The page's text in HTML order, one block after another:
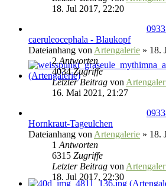
18. Jul 2017, 22:20
caeruleocephala - Blaukopf
Dateianhang von Artengalerie » 18.
2 Antworten
4034Zugriffe
Letzter Beitrag von
16. Mai 2021, 21:27
Hornkraut-Tageulchen
Dateianhang von Artengalerie » 18.
1 Antworten
6315 Zugriffe
Letzter Beitrag von
18. Jul 2017, 22:30